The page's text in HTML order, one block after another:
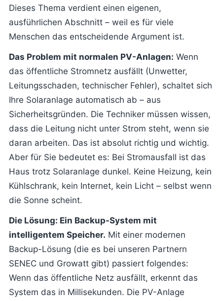
Dieses Thema verdient einen eigenen,
ausführlichen Abschnitt – weil es für viele
Menschen das entscheidende Argument ist.
Das Problem mit normalen PV-Anlagen: Wenn
das öffentliche Stromnetz ausfällt (Unwetter,
Leitungsschaden, technischer Fehler), schaltet sich
Ihre Solaranlage automatisch ab – aus
Sicherheitsgründen. Die Techniker müssen wissen,
dass die Leitung nicht unter Strom steht, wenn sie
daran arbeiten. Das ist absolut richtig und wichtig.
Aber für Sie bedeutet es: Bei Stromausfall ist das
Haus trotz Solaranlage dunkel. Keine Heizung, kein
Kühlschrank, kein Internet, kein Licht – selbst wenn
die Sonne scheint.
Die Lösung: Ein Backup-System mit
intelligentem Speicher. Mit einer modernen
Backup-Lösung (die es bei unseren Partnern
SENEC und Growatt gibt) passiert folgendes:
Wenn das öffentliche Netz ausfällt, erkennt das
System das in Millisekunden. Die PV-Anlage